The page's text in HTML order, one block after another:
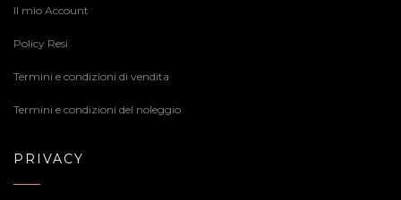
Il mio Account
Policy Resi
Termini e condizioni di vendita
Termini e condizioni del noleggio
PRIVACY